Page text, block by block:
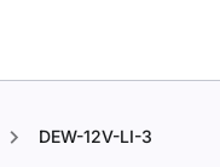
DEW-12V-LI-3